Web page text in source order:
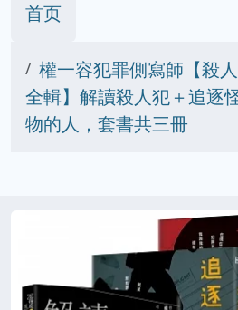
首页
權一容犯罪側寫師【殺
全輯】解讀殺人犯＋追逐
物的人，套書共三冊